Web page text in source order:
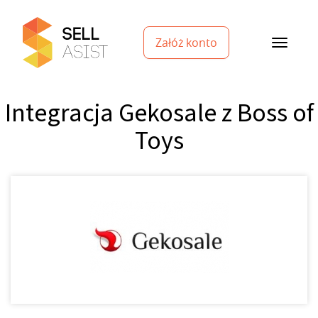
Załóż konto
Integracja Gekosale z Boss of
Toys